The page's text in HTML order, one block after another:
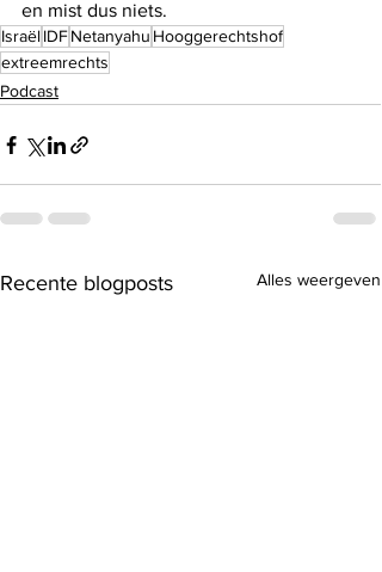
en mist dus niets.
IsraëlIDFNetanyahu Hooggerechtshof
extreemrechts
Podcast
Recente blogposts Alles weergeven